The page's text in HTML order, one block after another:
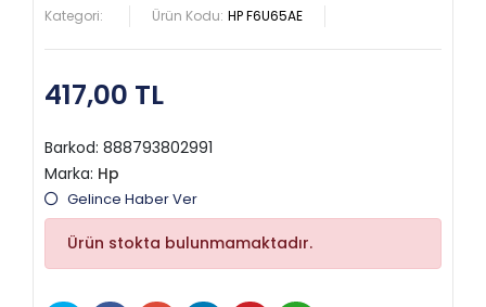
Kategori: Ürün Kodu: HP F6U65AE
417,00 TL
Barkod: 888793802991
Marka: Hp
Gelince Haber Ver
Ürün stokta bulunmamaktadır.